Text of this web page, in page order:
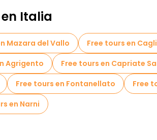
Italia
Mazara del Vallo Free tours en
Agrigento Free tours en Capriate
Free tours en Fontanellato Free
en Narni